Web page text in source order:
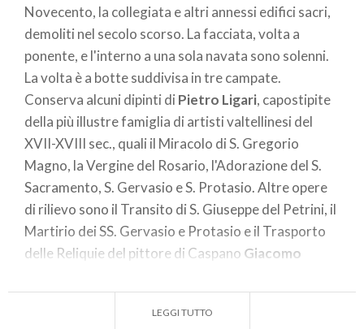
Novecento, la collegiata e altri annessi edifici sacri,
demoliti nel secolo scorso. La facciata, volta a
ponente, e l'interno a una sola navata sono solenni.
La volta è a botte suddivisa in tre campate.
Conserva alcuni dipinti di Pietro Ligari, capostipite
della più illustre famiglia di artisti valtellinesi del
XVII-XVIII sec., quali il Miracolo di S. Gregorio
Magno, la Vergine del Rosario, l'Adorazione del S.
Sacramento, S. Gervasio e S. Protasio. Altre opere
di rilievo sono il Transito di S. Giuseppe del Petrini, il
Martirio dei SS. Gervasio e Protasio e il Trasporto
delle Reliquie del pittore di Caspano Giacomo
ideale itinerario pittorico valtellinese vi sono anche
un Battesimo di Gesù ad opera del
LEGGI TUTTO